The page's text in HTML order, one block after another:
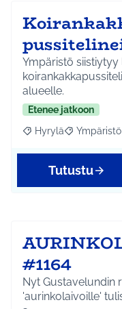
Ympäristö siistiytyy
alueelle.
Etenee jatkoon
Rajaa tulokset
Hyrylä Rajaa
Ympäristö
Tutustu
#1164
Nyt Gustavelundin
'aurinkolaivoille'